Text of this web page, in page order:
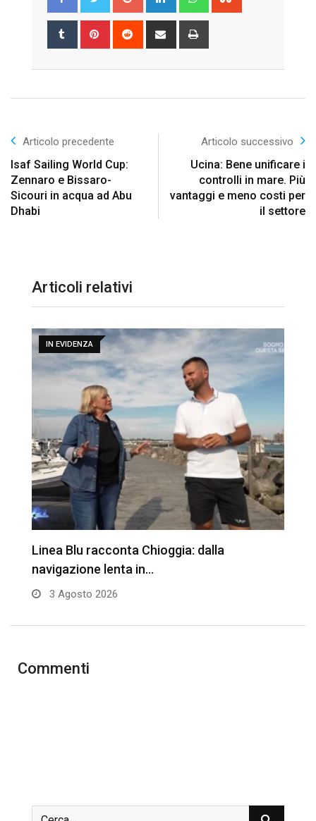
Tumblr Pinterest Reddit
Share
Articolo precedente
Isaf Sailing World Cup:
Zennaro e Bissaro-
Sicouri in acqua ad Abu
Dhabi
Articolo successivo
Ucina: Bene unificare i
controlli in mare. Più
vantaggi e meno costi per
il settore
Articoli relativi
IN EVIDENZA
Linea Blu racconta Chioggia: dalla
navigazione lenta in…
3 Agosto 2026
Commenti